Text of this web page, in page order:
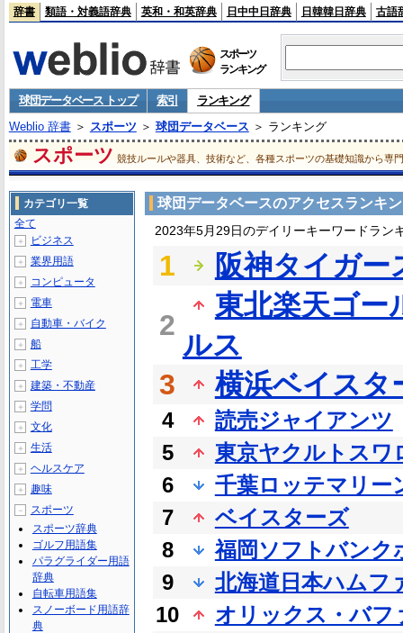
辞書 類語・対義語辞典 英和・和英辞典 日中中日辞典 日韓韓日辞典 古語
スポーツ
ランキング
球団データベース トップ 索引
ランキング
Weblio 辞書＞ スポーツ ＞ 球団データベース ＞ ランキング
スポーツ 競技ルールや器具、技術など、各種スポーツの基礎知識から専
球団データベースのアクセスランキ
2023年5月29日のデイリーキーワードラン
1
阪神タイガー
2
東北楽天ゴー
ルス
3
横浜ベイスタ
4
読売ジャイアンツ
5
東京ヤクルトスワ
6
千葉ロッテマリー
7
ベイスターズ
8
福岡ソフトバンク
9
北海道日本ハムフ
10
オリックス・バフ
カテゴリ一覧
全て
＋ ビジネス
＋ 業界用語
＋ コンピュータ
＋ 電車
＋ 自動車・バイク
＋ 船
＋ 工学
＋ 建築・不動産
＋ 学問
＋ 文化
＋ 生活
＋ ヘルスケア
＋ 趣味
－
スポーツ
スポーツ辞典
ゴルフ用語集
パラグライダー用語
辞典
自転車用語集
スノーボード用語辞
典